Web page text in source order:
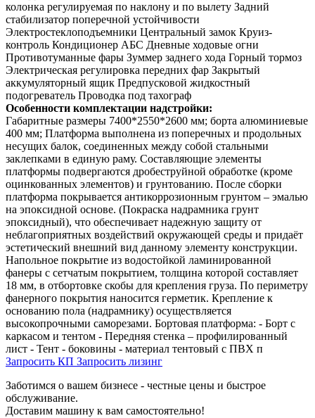
колонка регулируемая по наклону и по вылету Задний
стабилизатор поперечной устойчивости
Электростеклоподъемники Центральный замок Круиз-
контроль Кондиционер АБС Дневные ходовые огни
Противотуманные фары Зуммер заднего хода Горный тормоз
Электрическая регулировка передних фар Закрытый
аккумуляторный ящик Предпусковой жидкостный
подогреватель Проводка под тахограф
Особенности комплектации надстройки:
Габаритные размеры 7400*2550*2600 мм; борта алюминиевые
400 мм; Платформа выполнена из поперечных и продольных
несущих балок, соединенных между собой стальными
заклепками в единую раму. Составляющие элементы
платформы подвергаются дробеструйной обработке (кроме
оцинкованных элементов) и грунтованию. После сборки
платформа покрывается антикоррозионным грунтом – эмалью
на эпоксидной основе. (Покраска надрамника грунт
эпоксидный), что обеспечивает надежную защиту от
неблагоприятных воздействий окружающей среды и придаёт
эстетический внешний вид данному элементу конструкции.
Напольное покрытие из водостойкой ламинированной
фанеры с сетчатым покрытием, толщина которой составляет
18 мм, в отбортовке скобы для крепления груза. По периметру
фанерного покрытия наносится герметик. Крепление к
основанию пола (надрамнику) осуществляется
высокопрочными саморезами. Бортовая платформа: - Борт с
каркасом и тентом - Передняя стенка – профилированный
лист - Тент - боковины - материал тентовый с ПВХ п
Запросить КП Запросить лизинг
Заботимся о вашем бизнесе - честные цены и быстрое
обслуживание.
Доставим машину к вам самостоятельно!